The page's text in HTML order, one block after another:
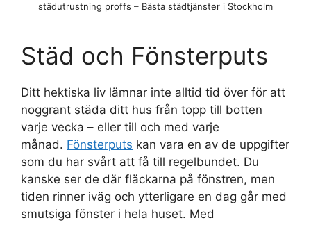
städutrustning proffs – Bästa städtjänster i Stockholm
Städ och Fönsterputs
Ditt hektiska liv lämnar inte alltid tid över för att
noggrant städa ditt hus från topp till botten
varje vecka – eller till och med varje
månad. Fönsterputs kan vara en av de uppgifter
som du har svårt att få till regelbundet. Du
kanske ser de där fläckarna på fönstren, men
tiden rinner iväg och ytterligare en dag går med
smutsiga fönster i hela huset. Med